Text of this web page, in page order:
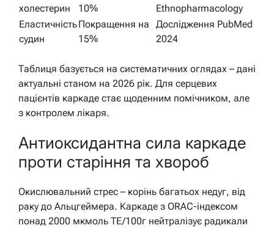
холестерин
10%
Ethnopharmacology
Еластичність
судин
Покращення на
15%
Дослідження PubMed
2024
Таблиця базується на систематичних оглядах – дані
актуальні станом на 2026 рік. Для серцевих
пацієнтів каркаде стає щоденним помічником, але
з контролем лікаря.
Антиоксидантна сила каркаде
проти старіння та хвороб
Окислювальний стрес – корінь багатьох недуг, від
раку до Альцгеймера. Каркаде з ORAC-індексом
понад 2000 мкмоль TE/100г нейтралізує радикали